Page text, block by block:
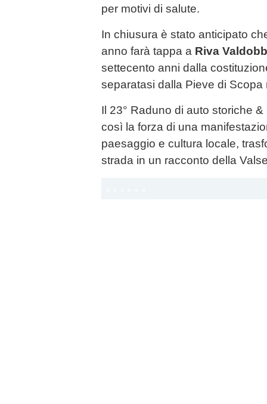
per motivi di salute.
In chiusura è stato anticipato
anno farà tappa a Riva
settecento anni dalla
separatasi dalla Pieve di
Il 23° Raduno di auto storiche
così la forza di una
paesaggio e cultura locale,
strada in un racconto della